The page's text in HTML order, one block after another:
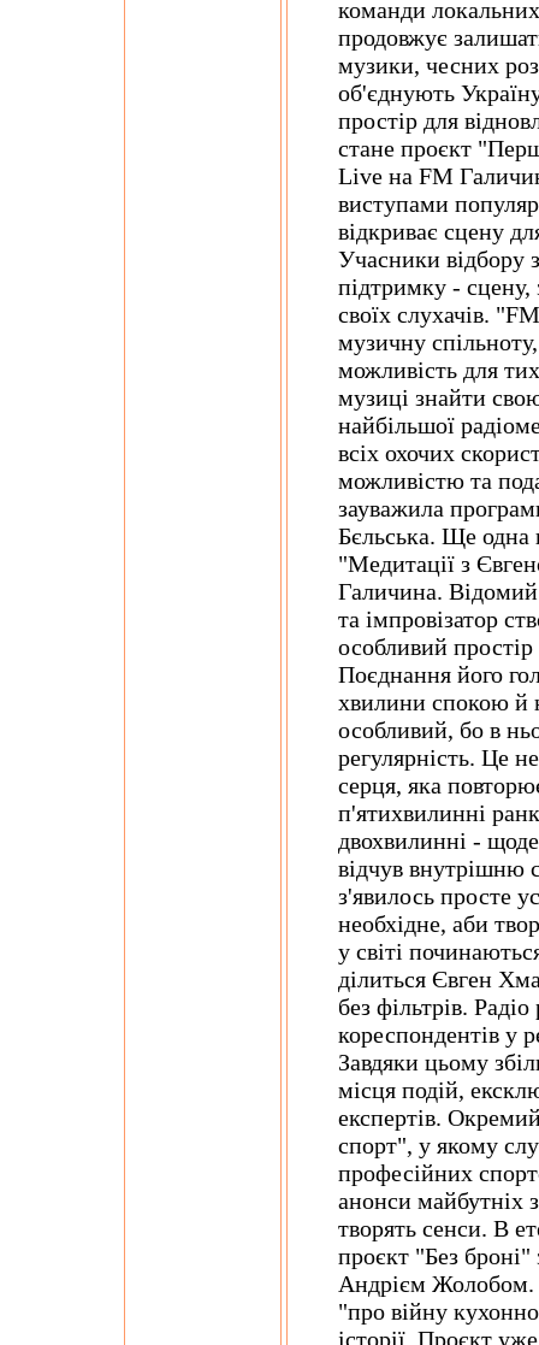
команди
продовжує
музики, чесних
об'єднують
простір для
стане проєкт
Live на FM
виступами
відкриває сцену
Учасники відбору
підтримку - сцену,
своїх слухачів.
музичну
можливість для
музиці знайти
найбільшої
всіх охочих
можливістю та
зауважила
Бєльська. Ще одна
"Медитації з
Галичина. Відомий
та імпровізатор
особливий
Поєднання його
хвилини спокою й
особливий, бо в
регулярність. Це
серця, яка
п'ятихвилинні
двохвилинні -
відчув внутрішню
з'явилось просте
необхідне, аби
у світі
ділиться Євген
без фільтрів.
кореспондентів у
Завдяки цьому
місця подій,
експертів.
спорт", у якому
професійних
анонси майбутніх
творять сенси. В
проєкт "Без
Андрієм Жолобом.
"про війну
історії. Проєкт